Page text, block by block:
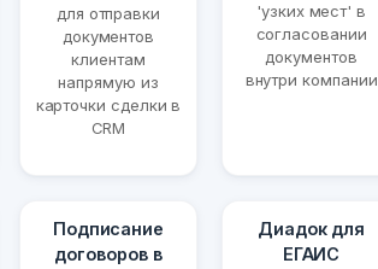
для отправки
документов
клиентам
напрямую из
карточки сделки в
CRM
'узких мест' в
согласовании
документов
внутри компании
Подписание
договоров в
Диадок для
ЕГАИС